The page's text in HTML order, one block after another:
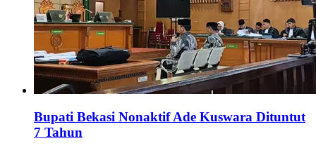
Bupati Bekasi Nonaktif Ade Kuswara Dituntut
7 Tahun